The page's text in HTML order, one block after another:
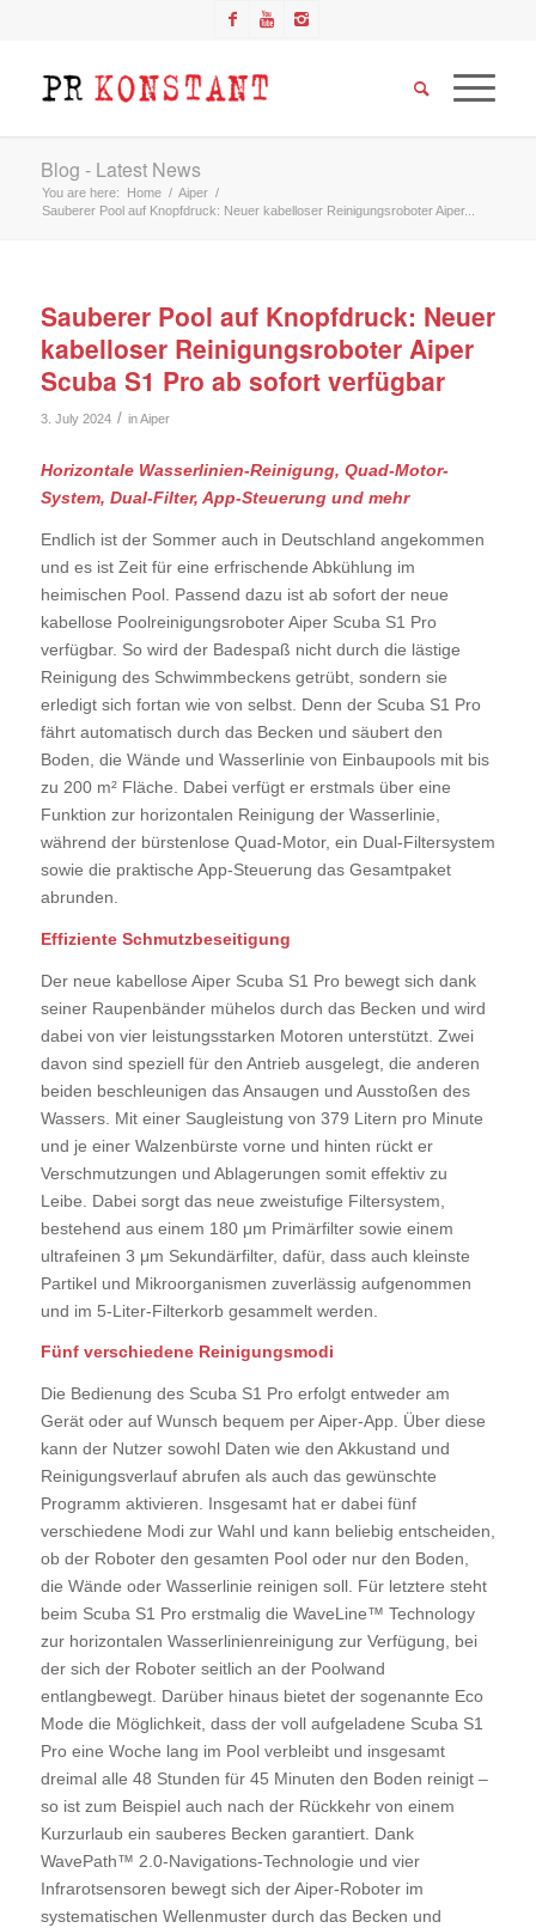
Blog - Latest News
You are here: Home / Aiper /
Sauberer Pool auf Knopfdruck: Neuer kabelloser Reinigungsroboter Aiper...
Sauberer Pool auf Knopfdruck: Neuer
kabelloser Reinigungsroboter Aiper
Scuba S1 Pro ab sofort verfügbar
3. July 2024 / inAiper
Horizontale Wasserlinien-Reinigung, Quad-Motor-
System, Dual-Filter, App-Steuerung und mehr
Endlich ist der Sommer auch in Deutschland angekommen
und es ist Zeit für eine erfrischende Abkühlung im
heimischen Pool. Passend dazu ist ab sofort der neue
kabellose Poolreinigungsroboter Aiper Scuba S1 Pro
verfügbar. So wird der Badespaß nicht durch die lästige
Reinigung des Schwimmbeckens getrübt, sondern sie
erledigt sich fortan wie von selbst. Denn der Scuba S1 Pro
fährt automatisch durch das Becken und säubert den
Boden, die Wände und Wasserlinie von Einbaupools mit bis
zu 200 m² Fläche. Dabei verfügt er erstmals über eine
Funktion zur horizontalen Reinigung der Wasserlinie,
während der bürstenlose Quad-Motor, ein Dual-Filtersystem
sowie die praktische App-Steuerung das Gesamtpaket
abrunden.
Effiziente Schmutzbeseitigung
Der neue kabellose Aiper Scuba S1 Pro bewegt sich dank
seiner Raupenbänder mühelos durch das Becken und wird
dabei von vier leistungsstarken Motoren unterstützt. Zwei
davon sind speziell für den Antrieb ausgelegt, die anderen
beiden beschleunigen das Ansaugen und Ausstoßen des
Wassers. Mit einer Saugleistung von 379 Litern pro Minute
und je einer Walzenbürste vorne und hinten rückt er
Verschmutzungen und Ablagerungen somit effektiv zu
Leibe. Dabei sorgt das neue zweistufige Filtersystem,
bestehend aus einem 180 μm Primärfilter sowie einem
ultrafeinen 3 μm Sekundärfilter, dafür, dass auch kleinste
Partikel und Mikroorganismen zuverlässig aufgenommen
und im 5-Liter-Filterkorb gesammelt werden.
Fünf verschiedene Reinigungsmodi
Die Bedienung des Scuba S1 Pro erfolgt entweder am
Gerät oder auf Wunsch bequem per Aiper-App. Über diese
kann der Nutzer sowohl Daten wie den Akkustand und
Reinigungsverlauf abrufen als auch das gewünschte
Programm aktivieren. Insgesamt hat er dabei fünf
verschiedene Modi zur Wahl und kann beliebig entscheiden,
ob der Roboter den gesamten Pool oder nur den Boden,
die Wände oder Wasserlinie reinigen soll. Für letztere steht
beim Scuba S1 Pro erstmalig die WaveLine™ Technology
zur horizontalen Wasserlinienreinigung zur Verfügung, bei
der sich der Roboter seitlich an der Poolwand
entlangbewegt. Darüber hinaus bietet der sogenannte Eco
Mode die Möglichkeit, dass der voll aufgeladene Scuba S1
Pro eine Woche lang im Pool verbleibt und insgesamt
dreimal alle 48 Stunden für 45 Minuten den Boden reinigt –
so ist zum Beispiel auch nach der Rückkehr von einem
Kurzurlaub ein sauberes Becken garantiert. Dank
WavePath™ 2.0-Navigations-Technologie und vier
Infrarotsensoren bewegt sich der Aiper-Roboter im
systematischen Wellenmuster durch das Becken und